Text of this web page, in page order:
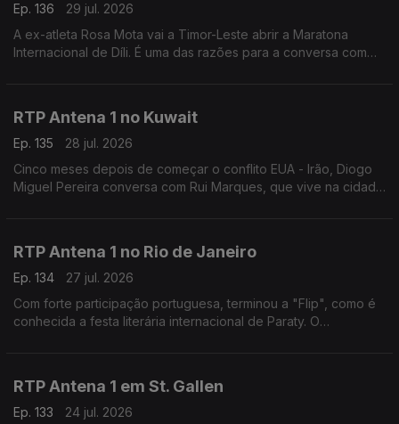
Ep. 136
29 jul. 2026
A ex-atleta Rosa Mota vai a Timor-Leste abrir a Maratona
Internacional de Díli. É uma das razões para a conversa com
RTP Antena 1 no Kuwait
Ep. 135
28 jul. 2026
Cinco meses depois de começar o conflito EUA - Irão, Diogo
Miguel Pereira conversa com Rui Marques, que vive na cidade
RTP Antena 1 no Rio de Janeiro
Ep. 134
27 jul. 2026
Com forte participação portuguesa, terminou a "Flip", como é
conhecida a festa literária internacional de Paraty. O
RTP Antena 1 em St. Gallen
Ep. 133
24 jul. 2026